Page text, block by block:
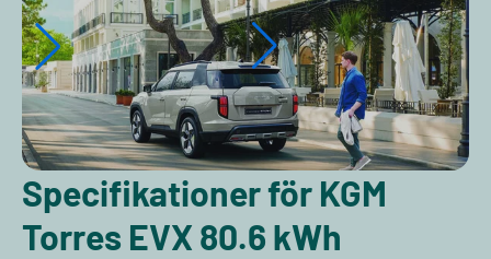
Specifikationer för KGM
Torres EVX 80.6 kWh